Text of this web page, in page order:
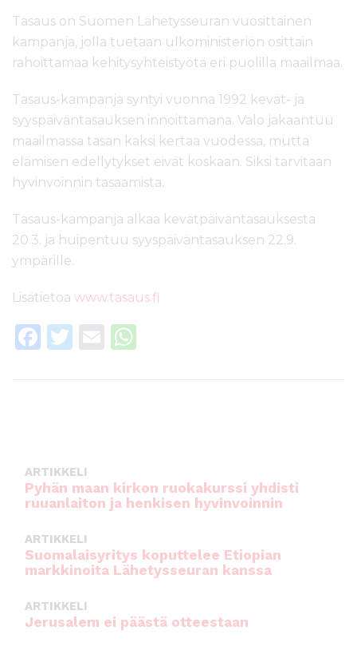
Tasaus on Suomen Lähetysseuran vuosittainen
kampanja, jolla tuetaan ulkoministeriön osittain
rahoittamaa kehitysyhteistyötä eri puolilla maailmaa.
Tasaus-kampanja syntyi vuonna 1992 kevät- ja
syyspäiväntasauksen innoittamana. Valo jakaantuu
maailmassa tasan kaksi kertaa vuodessa, mutta
elämisen edellytykset eivät koskaan. Siksi tarvitaan
hyvinvoinnin tasaamista.
Tasaus-kampanja alkaa kevätpäiväntasauksesta
20.3. ja huipentuu syyspäiväntasauksen 22.9.
ympärille.
Lisätietoa www.tasaus.fi
F
o
o
k
T
E
p
ARTIKKELI
Pyhän maan kirkon ruokakurssi yhdisti
ruuanlaiton ja henkisen hyvinvoinnin
ARTIKKELI
Suomalaisyritys koputtelee Etiopian
markkinoita Lähetysseuran kanssa
ARTIKKELI
Jerusalem ei päästä otteestaan